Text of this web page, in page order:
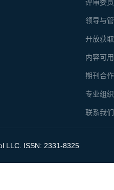
评审委
领导与
开放获
内容可
期刊合
专业组
联系我们
LLC. ISSN: 2331-8325